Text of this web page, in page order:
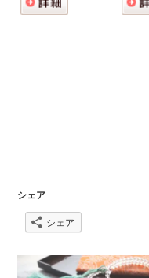
シェア
シェア